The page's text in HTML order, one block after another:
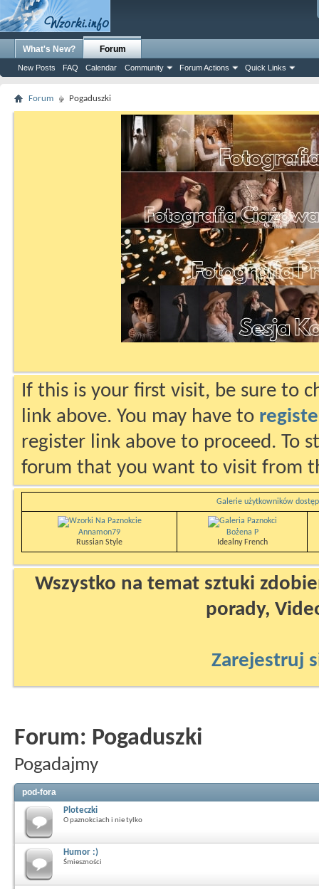
What's New? Forum
New Posts FAQ Calendar Community Forum Actions Quick Links
Forum Pogaduszki
If this is your first visit, be sure to
link above. You may have to
register link above to proceed. To
forum that you want to visit from
Galerie użytkowników
Annamon79
Russian Style
Bożena P
Idealny French
Wszystko na temat sztuki
porady,
Zarejestruj
Forum: Pogaduszki
Pogadajmy
pod-fora
Ploteczki
O paznokciach i nie tylko
Humor :)
Śmieszności